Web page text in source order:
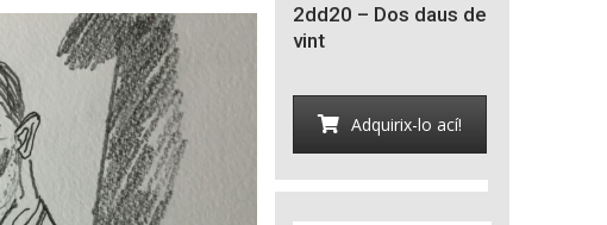
2dd20 – Dos daus de
vint
Adquirix-lo ací!